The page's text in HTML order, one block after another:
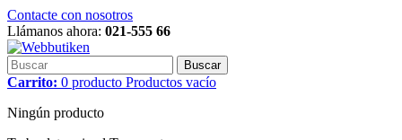
Contacte con nosotros
Llámanos ahora: 021-555 66
Buscar
Carrito: 0 producto Productos vacío
Ningún producto